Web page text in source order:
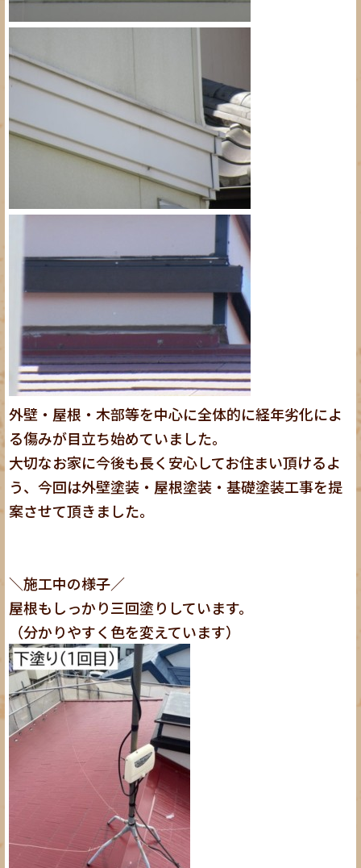
外壁・屋根・木部等を中心に全体的に経年劣化によ
る傷みが目立ち始めていました。
大切なお家に今後も長く安心してお住まい頂けるよ
う、今回は外壁塗装・屋根塗装・基礎塗装工事を提
案させて頂きました。
＼施工中の様子／
屋根もしっかり三回塗りしています。
（分かりやすく色を変えています）